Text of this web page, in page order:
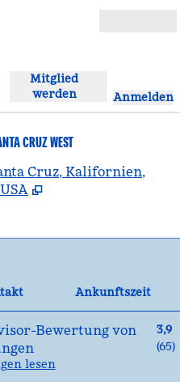
Mitglied
werden
Anmelden
CRUZ WEST
Cruz, Kalifornien,
Ankunftszeit
3,9
(65)
lesen